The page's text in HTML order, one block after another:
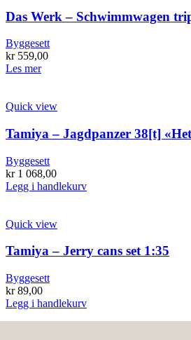
Das Werk – Schwimmwagen
Byggesett
kr559,00
Les mer
Quick view
Tamiya – Jagdpanzer 38[t]
Byggesett
kr1 068,00
Legg i handlekurv
Quick view
Tamiya – Jerry cans set 1:35
Byggesett
kr89,00
Legg i handlekurv